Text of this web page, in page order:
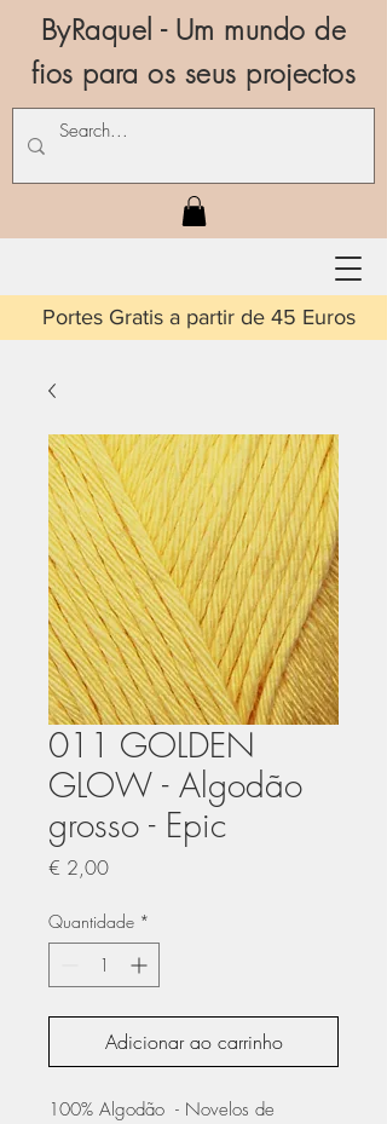
ByRaquel - Um mundo de
fios para os seus projectos
a partir de 45 Euros
011 GOLDEN
GLOW - Algodão
grosso - Epic
€ 2,00Preço
Quantidade *
Adicionar ao carrinho
100% Algodão - Novelos de